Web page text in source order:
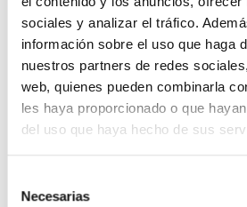
sociales y analizar el tráfico.
información sobre el uso que haga
nuestros partners de redes
web, quienes pueden combinarla
les haya proporcionado o que
del uso que haya hecho de sus
Necesarias
TENA